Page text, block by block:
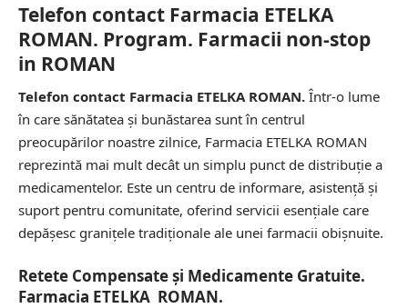
Telefon contact Farmacia ETELKA
ROMAN. Program. Farmacii non-stop
in ROMAN
Telefon contact Farmacia ETELKA ROMAN. Într-o lume
în care sănătatea și bunăstarea sunt în centrul
preocupărilor noastre zilnice, Farmacia ETELKA ROMAN
reprezintă mai mult decât un simplu punct de distribuție a
medicamentelor. Este un centru de informare, asistență și
suport pentru comunitate, oferind servicii esențiale care
depășesc granițele tradiționale ale unei farmacii obișnuite.
Retete Compensate și Medicamente Gratuite.
Farmacia ETELKA ROMAN.